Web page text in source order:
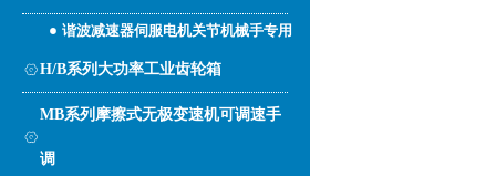
谐波减速器伺服电机关节机械手专用
H/B系列大功率工业齿轮箱
MB系列摩擦式无极变速机可调速手
调